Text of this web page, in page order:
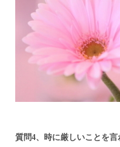
質問4、時に厳しいことを